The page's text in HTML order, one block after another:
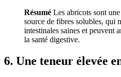
Résumé Les abricots sont
source de fibres solubles, qui
intestinales saines et peuvent
la santé digestive.
6. Une teneur élevée